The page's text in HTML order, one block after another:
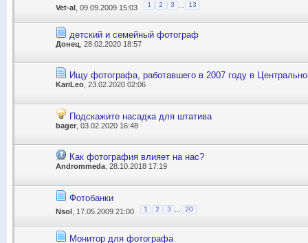
Vet-al , 09.09.2009 15:03 1 2 3 13
детский и семейный фотограф
Донец , 28.02.2020 18:57
Ищу фотографа, работавшего в 2007 году в
KariLeo, 23.02.2020 02:06
Подскажите насадка для штатива
bager , 03.02.2020 16:48
Как фотография влияет на нас?
Andrommeda, 28.10.2018 17:19
Фотобанки
Nsol , 17.05.2009 21:00 1 2 3 20
Монитор для фотографа